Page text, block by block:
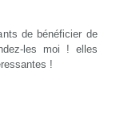
de bénéficier de
les moi ! elles
!